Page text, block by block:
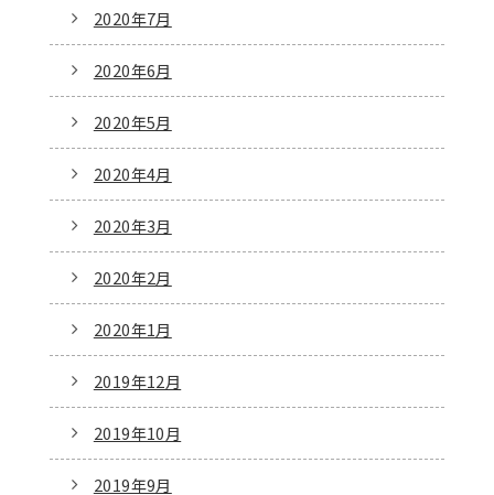
2020年7月
2020年6月
2020年5月
2020年4月
2020年3月
2020年2月
2020年1月
2019年12月
2019年10月
2019年9月